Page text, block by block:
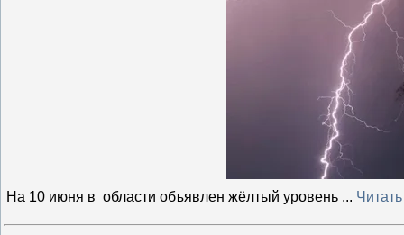
На 10 июня в области объявлен жёлтый уровень ...